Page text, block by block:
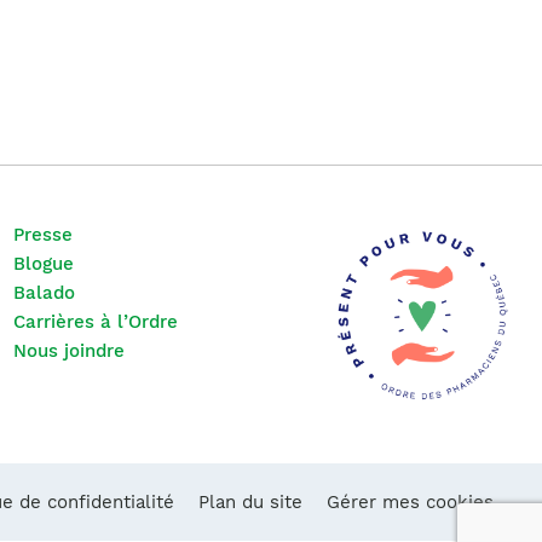
Presse
Blogue
Balado
Carrières à l’Ordre
Nous joindre
de confidentialité Plan du site Gérer mes cookies